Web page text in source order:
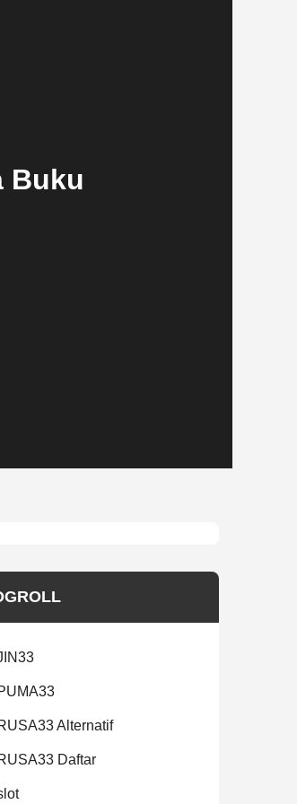
Buku
Alternatif
Daftar